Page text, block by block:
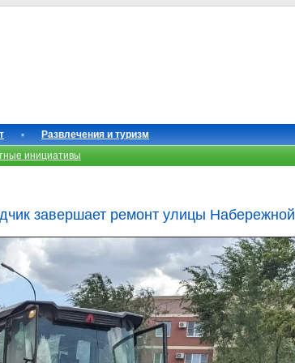
Развлечения и туризм
инициативы
завершает ремонт улицы Набережной